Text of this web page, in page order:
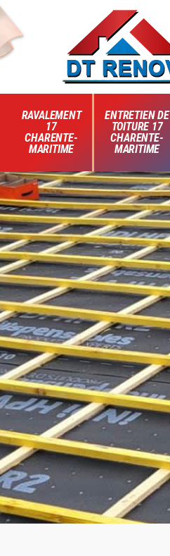
RAVALEMENT
17
CHARENTE-
MARITIME
ENTRETIEN DE
TOITURE 17
CHARENTE-
MARITIME